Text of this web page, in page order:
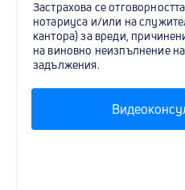
Застрахова се
нотариуса и/или на
кантора) за вреди,
на виновно неизпълнение
задължения.